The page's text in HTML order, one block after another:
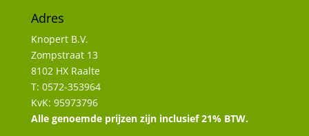
Adres
Knopert B.V.
Zompstraat 13
8102 HX Raalte
T: 0572-353964
KvK: 95973796
Alle genoemde prijzen zijn inclusief 21% BTW.